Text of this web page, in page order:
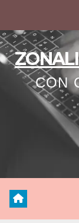
contenido
CON